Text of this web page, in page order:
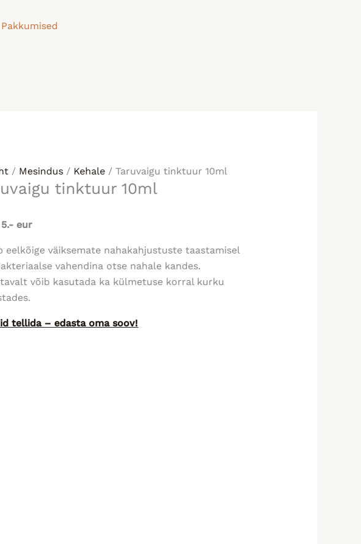
Pakkumised
/ Mesindus / Kehale / Taruvaigu tinktuur 10ml
tinktuur 10ml
eur
eelkõige väiksemate nahakahjustuste taastamisel
vahendina otse nahale kandes.
võib kasutada ka külmetuse korral kurku
tellida – edasta oma soov!